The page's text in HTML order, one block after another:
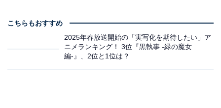
こちらもおすすめ
2025年春放送開始の「実写化を期待したい」ア
ニメランキング！ 3位『黒執事 -緑の魔女
編-』、2位と1位は？